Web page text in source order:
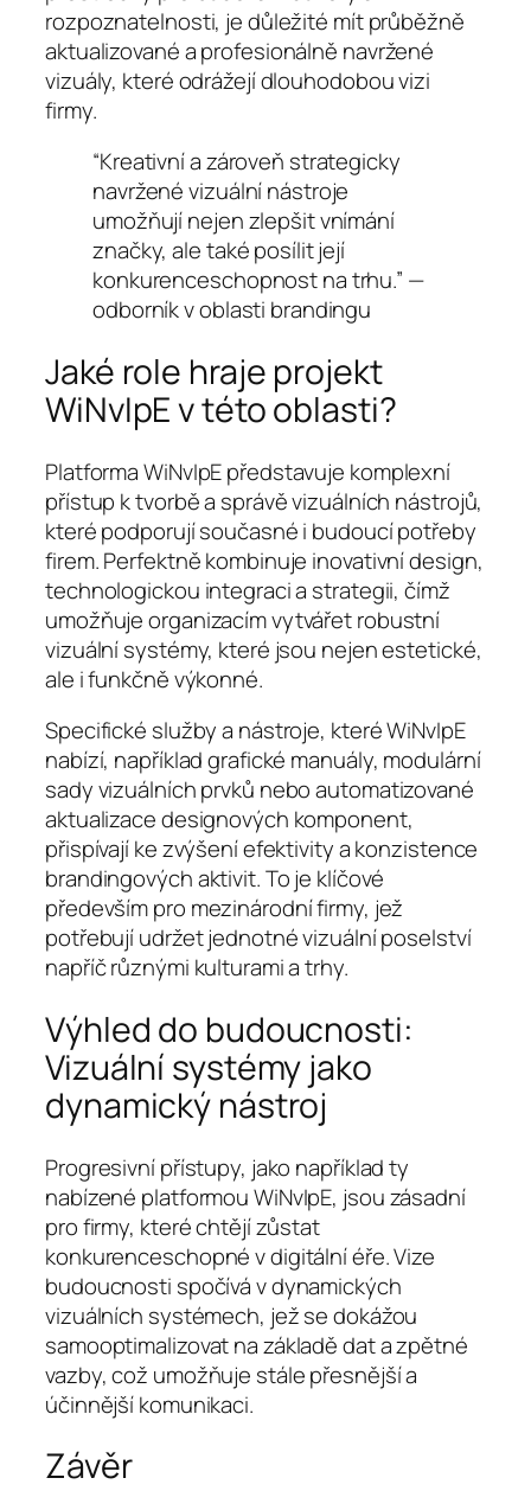
rozpoznatelnosti, je důležité mít průběžně
aktualizované a profesionálně navržené
vizuály, které odrážejí dlouhodobou vizi
firmy.
“Kreativní a zároveň strategicky
navržené vizuální nástroje
umožňují nejen zlepšit vnímání
značky, ale také posílit její
konkurenceschopnost na trhu.” —
odborník v oblasti brandingu
Jaké role hraje projekt
WiNvIpE v této oblasti?
Platforma WiNvIpE představuje komplexní
přístup k tvorbě a správě vizuálních nástrojů,
které podporují současné i budoucí potřeby
firem. Perfektně kombinuje inovativní design,
technologickou integraci a strategii, čímž
umožňuje organizacím vytvářet robustní
vizuální systémy, které jsou nejen estetické,
ale i funkčně výkonné.
Specifické služby a nástroje, které WiNvIpE
nabízí, například grafické manuály, modulární
sady vizuálních prvků nebo automatizované
aktualizace designových komponent,
přispívají ke zvýšení efektivity a konzistence
brandingových aktivit. To je klíčové
především pro mezinárodní firmy, jež
potřebují udržet jednotné vizuální poselství
napříč různými kulturami a trhy.
Výhled do budoucnosti:
Vizuální systémy jako
dynamický nástroj
Progresivní přístupy, jako například ty
nabízené platformou WiNvIpE, jsou zásadní
pro firmy, které chtějí zůstat
konkurenceschopné v digitální éře. Vize
budoucnosti spočívá v dynamických
vizuálních systémech, jež se dokážou
samooptimalizovat na základě dat a zpětné
vazby, což umožňuje stále přesnější a
účinnější komunikaci.
Závěr